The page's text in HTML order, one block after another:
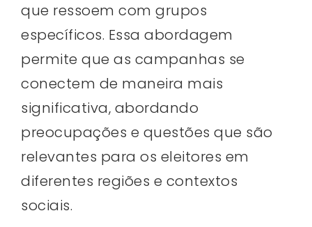
que ressoem com grupos
específicos. Essa abordagem
permite que as campanhas se
conectem de maneira mais
significativa, abordando
preocupações e questões que são
relevantes para os eleitores em
diferentes regiões e contextos
sociais.